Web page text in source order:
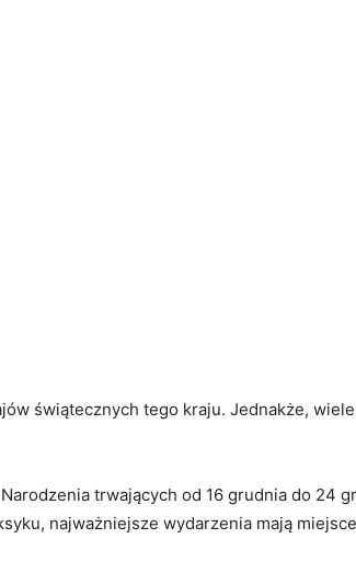
świątecznych tego kraju. Jednakże,
trwających od 16 grudnia do 24
najważniejsze wydarzenia mają